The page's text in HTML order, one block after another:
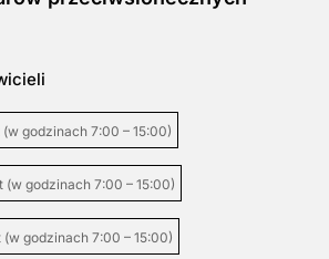
godzinach 7:00 – 15:00)
(w godzinach 7:00 – 15:00)
(w godzinach 7:00 – 15:00)